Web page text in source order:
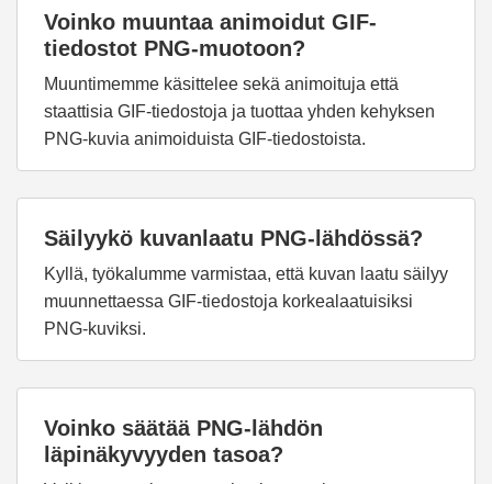
Voinko muuntaa animoidut GIF-
tiedostot PNG-muotoon?
Muuntimemme käsittelee sekä animoituja että
staattisia GIF-tiedostoja ja tuottaa yhden kehyksen
PNG-kuvia animoiduista GIF-tiedostoista.
Säilyykö kuvanlaatu PNG-lähdössä?
Kyllä, työkalumme varmistaa, että kuvan laatu säilyy
muunnettaessa GIF-tiedostoja korkealaatuisiksi
PNG-kuviksi.
Voinko säätää PNG-lähdön
läpinäkyvyyden tasoa?